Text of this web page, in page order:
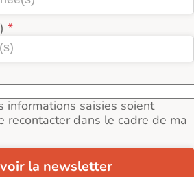
informations saisies soient
recontacter dans le cadre de ma
la newsletter